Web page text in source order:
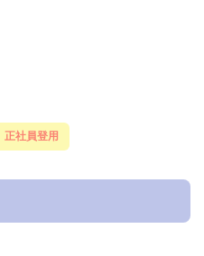
正社員登用